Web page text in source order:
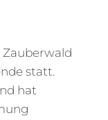
Zauberwald
statt.
hat